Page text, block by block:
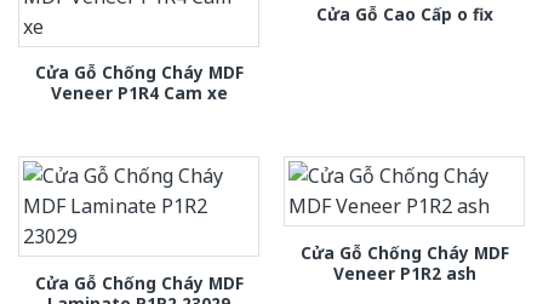
Cửa Gỗ Chống Cháy MDF
Veneer P1R4 Cam xe
Cửa Gỗ Cao Cấp o fix
Cửa Gỗ Chống Cháy MDF
Cửa Gỗ Chống Cháy MDF
Veneer P1R2 ash